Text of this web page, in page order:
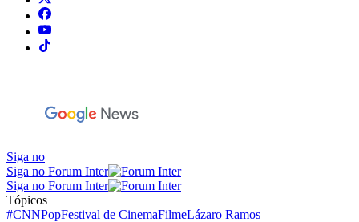
Siga no
Siga no Forum Inter
Siga no Forum Inter
Tópicos
#CNNPopFestival de CinemaFilmeLázaro Ramos